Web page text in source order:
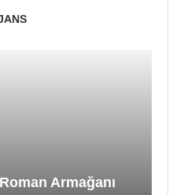
Armağanı